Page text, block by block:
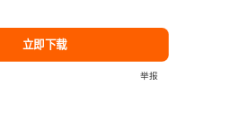
立即下载
举报